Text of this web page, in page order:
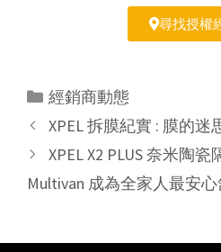
尋找授權
經銷商動態
XPEL 拆膜紀實 : 膜的
XPEL X2 PLUS 奈米陶瓷
Multivan 成為全家人最安